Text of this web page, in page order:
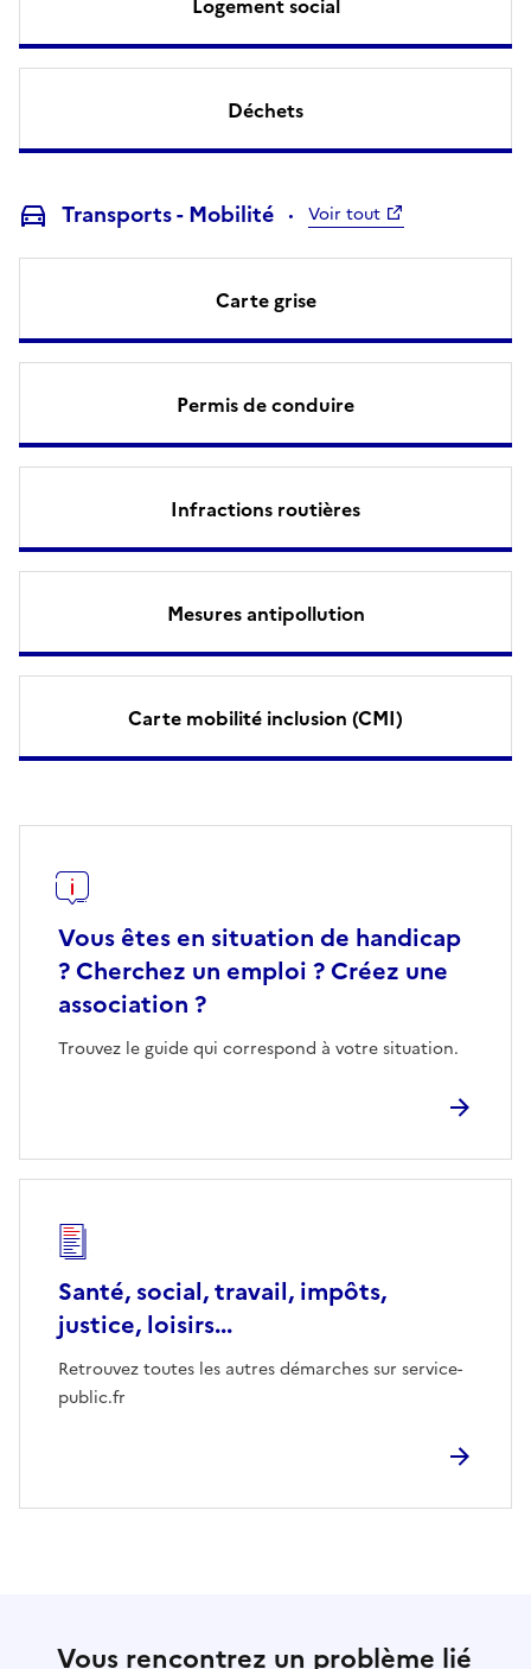
Déchets
Transports - Mobilité Voir tout
Carte grise
Permis de conduire
Infractions routières
Mesures antipollution
Carte mobilité inclusion (CMI)
Vous êtes en situation de handicap
? Cherchez un emploi ? Créez une
association ?
Trouvez le guide qui correspond à votre situation.
Santé, social, travail, impôts,
justice, loisirs...
Retrouvez toutes les autres démarches sur service-
public.fr
Vous rencontrez un problème lié